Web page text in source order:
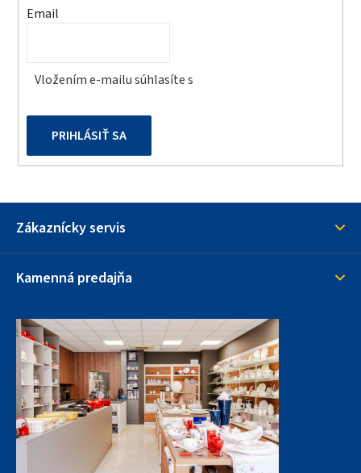
Email
Vložením e-mailu súhlasíte s
PRIHLÁSIŤ SA
Zákaznícky servis
Kamenná predajňa